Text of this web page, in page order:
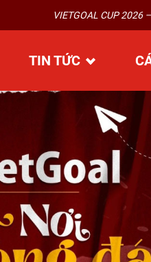
CUP 2026 – KHU VỰC MIỀN NAM:
TIN TỨC